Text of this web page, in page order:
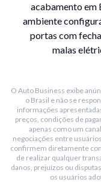
acabamento em
ambiente
portas com
malas
O Auto Business exibe
o Brasil e não se
informações
preços, condições de
apenas como um
negociações entre
confirmem diretamente
de realizar qualquer
danos, prejuízos ou
os usuários